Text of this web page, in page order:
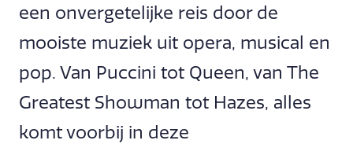
een onvergetelijke reis door de
mooiste muziek uit opera, musical en
pop. Van Puccini tot Queen, van The
Greatest Showman tot Hazes, alles
komt voorbij in deze